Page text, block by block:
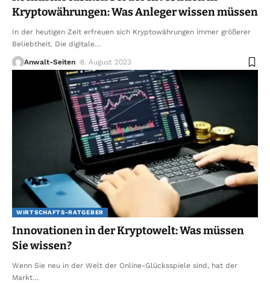
Kryptowährungen: Was Anleger wissen müssen
In der heutigen Zeit erfreuen sich Kryptowährungen immer größerer
Beliebtheit. Die digitale…
Anwalt-Seiten 8. August 2023
WIRTSCHAFTS-RATGEBER
Innovationen in der Kryptowelt: Was müssen
Sie wissen?
Wenn Sie neu in der Welt der Online-Glücksspiele sind, hat der
Markt…